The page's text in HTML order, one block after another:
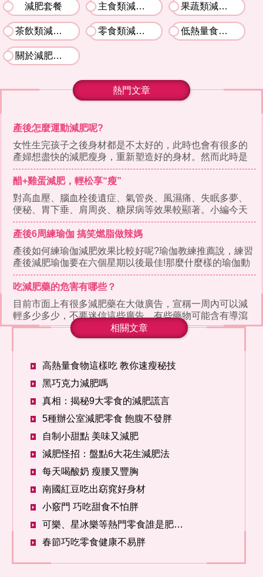
減肥套餐 主食類減肥食譜 果蔬類減肥食譜
茶飲類減肥食譜 零食類減肥食譜 低熱量食物推薦
關於減肥食譜
熱門文章
產後怎麼運動減肥呢?
女性生完孩子之後身材都是不太好的，此時也會有很多的
產婦想盡快的減肥瘦身，重新塑造好的身材。然而此時是
一個比較特殊的時期，
醋+雞蛋減肥，輕松享“瘦”
對高血壓、腦血栓後遺症、氣管炎、風濕痛、失眠多夢、
便秘、胃下垂、肩周炎、糖尿病等效果較顯著。小編今天
要說的是醋加雞蛋減肥
產後6周練瑜伽 搞笑燃脂做辣媽
產後如何練瑜伽減肥效果比較好呢?瑜伽教練推薦說，練習
產後減肥瑜伽要在六個星期以後最佳!那麼什麼樣的瑜伽動
作減肥效果比較好
吃減肥藥的危害有哪些？
目前市面上有很多減肥藥在大做廣告，宣稱一周內可以減
輕多少多少，不要迷信這些廣告，有些藥物可能含有導瀉
劑或利尿劑，短期內可
相關文章
高熱量食物這樣吃 教你速瘦秘技
黑巧克力減肥嗎
真相：揭秘9大零食的減肥謊言
5種辦公室減肥零食 飽腹不發胖
自制小甜點 美味又減肥
減肥怪招：盤點6大花生減肥法
每天喝酸奶 瘦腰又豐胸
南國紅豆吃出窈窕好身材
小竅門 巧吃甜食不怕胖
可樂、星冰樂等熱門零食誰是肥胖真凶？
春節巧吃零食健康不易胖